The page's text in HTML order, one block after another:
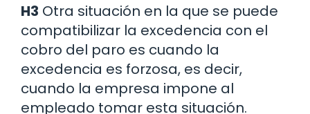
H3 Otra situación en la que se puede
compatibilizar la excedencia con el
cobro del paro es cuando la
excedencia es forzosa, es decir,
cuando la empresa impone al
empleado tomar esta situación.